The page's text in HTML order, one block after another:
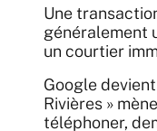
Une
généralement
un courtier
Google
Rivières »
téléphoner,